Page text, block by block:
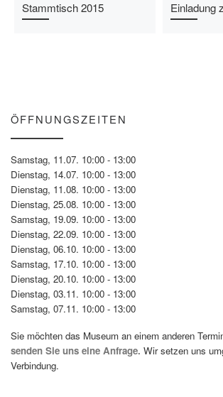
Stammtisch 2015 Einladung
ÖFFNUNGSZEITEN
Samstag, 11.07. 10:00 - 13:00
Dienstag, 14.07. 10:00 - 13:00
Dienstag, 11.08. 10:00 - 13:00
Dienstag, 25.08. 10:00 - 13:00
Samstag, 19.09. 10:00 - 13:00
Dienstag, 22.09. 10:00 - 13:00
Dienstag, 06.10. 10:00 - 13:00
Samstag, 17.10. 10:00 - 13:00
Dienstag, 20.10. 10:00 - 13:00
Dienstag, 03.11. 10:00 - 13:00
Samstag, 07.11. 10:00 - 13:00
Sie möchten das Museum an einem anderen
senden Sie uns eine Anfrage. Wir setzen uns
Verbindung.